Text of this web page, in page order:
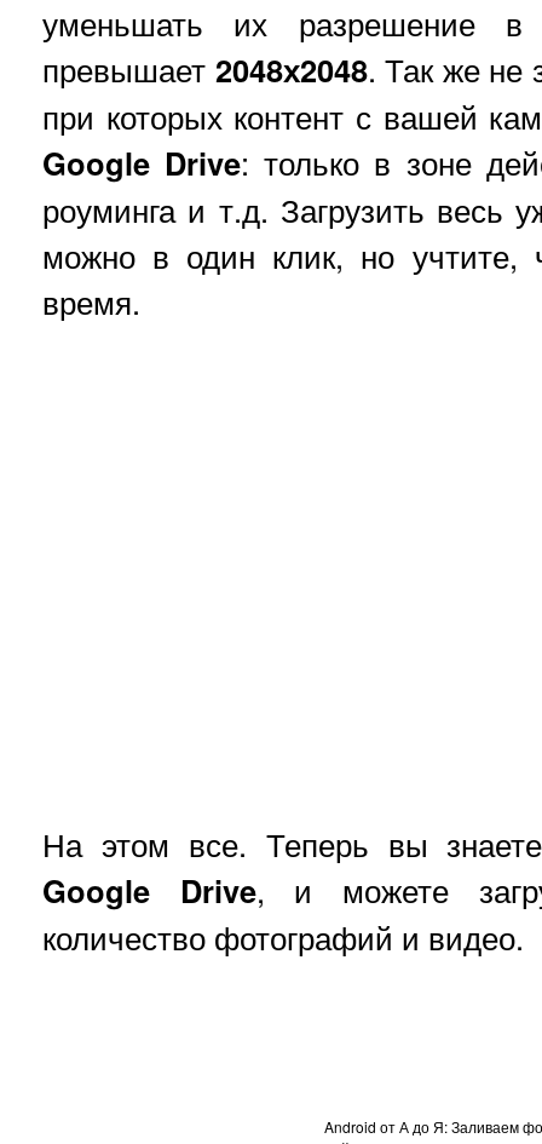
уменьшать их разрешение
превышает 2048х2048. Так же не
при которых контент с вашей
Google Drive: только в зоне
роуминга и т.д. Загрузить
можно в один клик, но учтите,
время.
На этом все. Теперь вы
Google Drive, и можете
количество фотографий и видео.
Android от А до Я: Заливаем